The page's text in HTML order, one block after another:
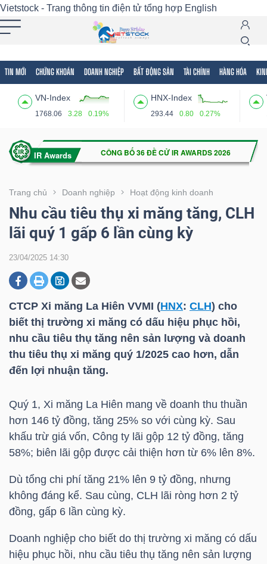
Vietstock - Trang thông tin điện tử tổng hợp English
TIN MỚI CHỨNG KHOÁN DOANH NGHIỆP BẤT ĐỘNG SẢN TÀI CHÍNH HÀNG HÓA
VN-Index
1768.06 3.28 0.19%
HNX-Index
293.44 0.80 0.27%
Trang chủ Doanh nghiệp Hoạt động kinh doanh
Nhu cầu tiêu thụ xi măng tăng, CLH
lãi quý 1 gấp 6 lần cùng kỳ
23/04/2025 14:30
CTCP Xi măng La Hiên VVMI (HNX: CLH) cho
biết thị trường xi măng có dấu hiệu phục hồi,
nhu cầu tiêu thụ tăng nên sản lượng và doanh
thu tiêu thụ xi măng quý 1/2025 cao hơn, dẫn
đến lợi nhuận tăng.
Quý 1, Xi măng La Hiên mang về doanh thu thuần
hơn 146 tỷ đồng, tăng 25% so với cùng kỳ. Sau
khấu trừ giá vốn, Công ty lãi gộp 12 tỷ đồng, tăng
58%; biên lãi gộp được cải thiện hơn từ 6% lên 8%.
Dù tổng chi phí tăng 21% lên 9 tỷ đồng, nhưng
không đáng kể. Sau cùng, CLH lãi ròng hơn 2 tỷ
đồng, gấp 6 lần cùng kỳ.
Doanh nghiệp cho biết do thị trường xi măng có dấu
hiệu phục hồi, nhu cầu tiêu thụ tăng nên sản lượng
Tất cả Tính năng Ngành Mã chứng khoán
Tính
(-)
VIETSTOCK
CHỨNG
DOANH
NGHIỆP
SẢN
CHÍNH
HÀNG
HÓA